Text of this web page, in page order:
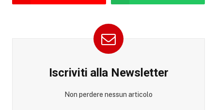
Iscriviti alla Newsletter
Non perdere nessun articolo